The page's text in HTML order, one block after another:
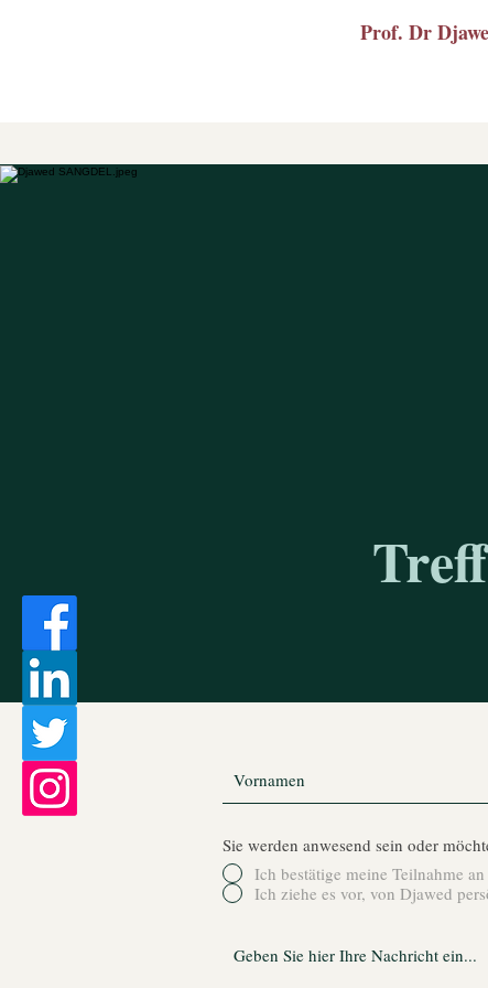
Prof. Dr
Sie werden anwesend sein oder
Ich bestätige meine Teilnahme
Ich ziehe es vor, von Djawed